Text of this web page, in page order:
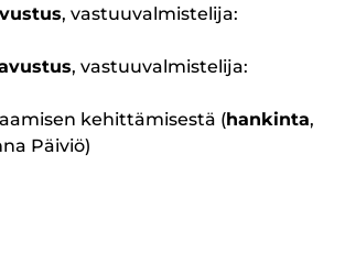
, vastuuvalmistelija:
, vastuuvalmistelija:
kehittämisestä (hankinta,
Päiviö)